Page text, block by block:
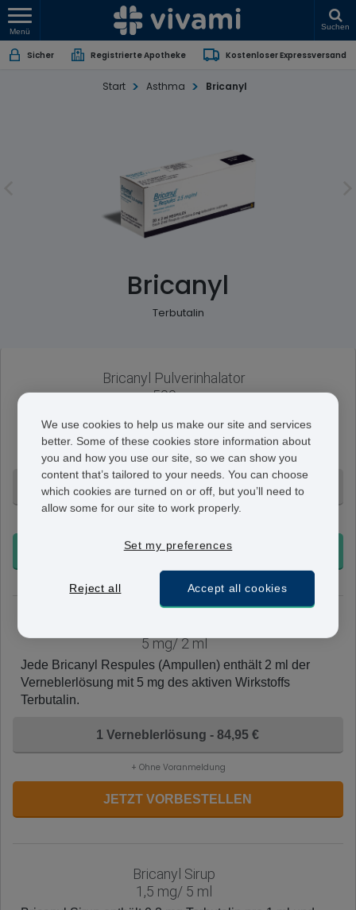
Menü
Suchen
Sicher Registrierte Apotheke Kostenloser Expressversand
Start Asthma Bricanyl
Bricanyl
Terbutalin
Bricanyl Pulverinhalator
500 µg
Bricanyl Turbohaler (Pulverinhalator) enthält 120
Sprühstöße mit je 0,5 mg Terbutalin pro Dosierung. Die
Anwendung erfolgt je nach Bedarf.
1 Pulverinhalator - 79,95 €
BESTELLEN
5 mg/ 2 ml
Jede Bricanyl Respules (Ampullen) enthält 2 ml der
Verneblerlösung mit 5 mg des aktiven Wirkstoffs
Terbutalin.
1 Verneblerlösung - 84,95 €
+ Ohne Voranmeldung
JETZT VORBESTELLEN
Bricanyl Sirup
1,5 mg/ 5 ml
We use cookies to help us make our site and services
better. Some of these cookies store information about
you and how you use our site, so we can show you
content that’s tailored to your needs. You can choose
which cookies are turned on or off, but you’ll need to
allow some for our site to work properly.
Set my preferences
Reject all Accept all cookies